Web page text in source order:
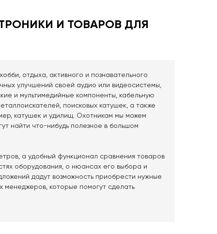
И ТОВАРОВ ДЛЯ
отдыха, активного и познавательного
улучшений своей аудио или видеосистемы,
и мультимедийные компоненты, кабельную
поисковых катушек, а также
катушек и удилищ. Охотникам мы можем
найти что-нибудь полезное в большом
а удобный функционал сравнения товаров
оборудования, о нюансах его выбора и
дадут возможность приобрести нужные
менеджеров, которые помогут сделать